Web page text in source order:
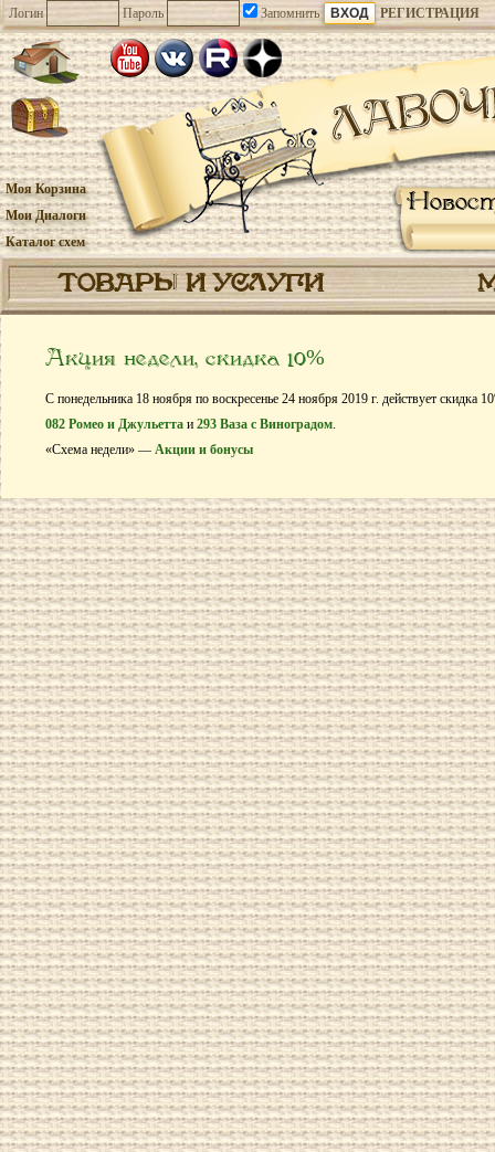
Логин Пароль Запомнить РЕГИСТРАЦИЯ
Моя Корзина
Мои Диалоги
Каталог схем
ТОВАРЫ И УСЛУГИ
Акция недели, скидка 10%
С понедельника 18 ноября по воскресенье 24 ноября 2019 г. действует скидка
082 Ромео и Джульетта и 293 Ваза с Виноградом.
«Схема недели» — Акции и бонусы